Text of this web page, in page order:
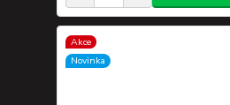
Akce
Novinka